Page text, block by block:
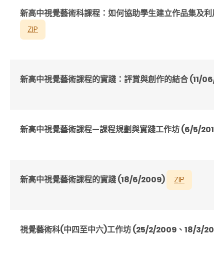
新高中視覺藝術科課程：如何協助學生建立作品集及利
ZIP
新高中視覺藝術課程的實踐：評賞與創作的結合 (11/06/
新高中視覺藝術課程—課程規劃與實踐工作坊 (6/5/2010
新高中視覺藝術課程的實踐 (18/6/2009) ZIP
視覺藝術科(中四至中六)工作坊(25/2/2009 、 18/3/